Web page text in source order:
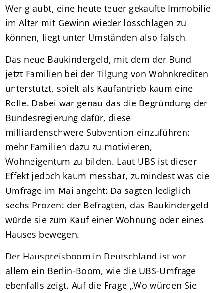
Wer glaubt, eine heute teuer gekaufte Immobilie
im Alter mit Gewinn wieder losschlagen zu
können, liegt unter Umständen also falsch.
Das neue Baukindergeld, mit dem der Bund
jetzt Familien bei der Tilgung von Wohnkrediten
unterstützt, spielt als Kaufantrieb kaum eine
Rolle. Dabei war genau das die Begründung der
Bundesregierung dafür, diese
milliardenschwere Subvention einzuführen:
mehr Familien dazu zu motivieren,
Wohneigentum zu bilden. Laut UBS ist dieser
Effekt jedoch kaum messbar, zumindest was die
Umfrage im Mai angeht: Da sagten lediglich
sechs Prozent der Befragten, das Baukindergeld
würde sie zum Kauf einer Wohnung oder eines
Hauses bewegen.
Der Hauspreisboom in Deutschland ist vor
allem ein Berlin-Boom, wie die UBS-Umfrage
ebenfalls zeigt. Auf die Frage „Wo würden Sie